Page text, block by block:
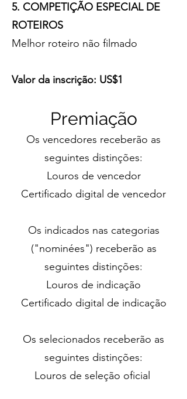
5. COMPETIÇÃO ESPECIAL DE
ROTEIROS
Melhor roteiro não filmado
Valor da inscrição: US$1
Premiação
Os vencedores receberão as
seguintes distinções:
Louros de vencedor
Certificado digital de vencedor
Os indicados nas categorias
("nominées") receberão as
seguintes distinções:
Louros de indicação
Certificado digital de indicação
Os selecionados receberão as
seguintes distinções:
Louros de seleção oficial